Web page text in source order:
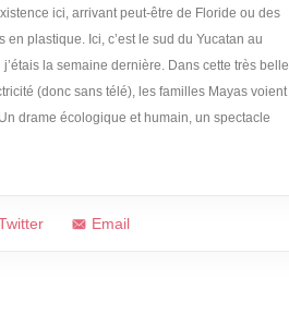
ici, arrivant peut-être de Floride ou des
plastique. Ici, c’est le sud du Yucatan au
la semaine dernière. Dans cette très belle
(donc sans télé), les familles Mayas voient
drame écologique et humain, un spectacle
Email